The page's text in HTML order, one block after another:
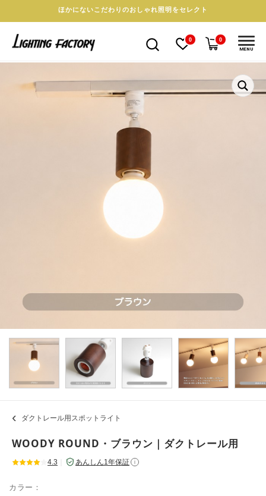
ほかにないこだわりのおしゃれ照明をセレクト
0 0
MENU
ダクトレール用スポットライト
WOODY ROUND・ブラウン｜ダクトレール用
4.3 あんしん1年保証 i
カラー：